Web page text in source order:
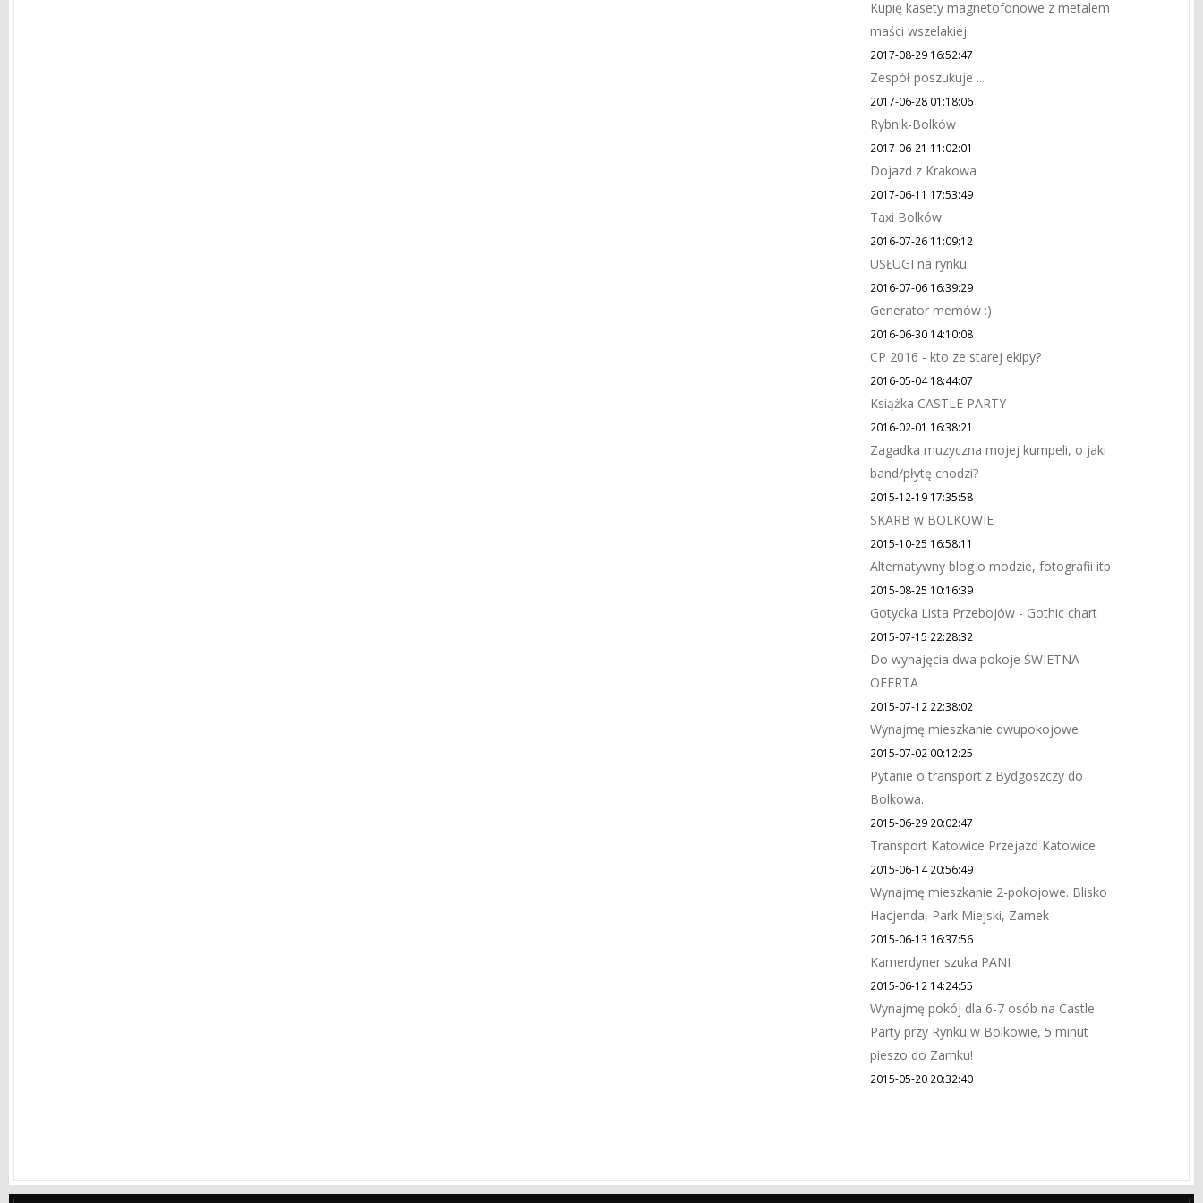
Kupię kasety magnetofonowe z metalem
maści wszelakiej
2017-08-29 16:52:47
Zespół poszukuje ...
2017-06-28 01:18:06
Rybnik-Bolków
2017-06-21 11:02:01
Dojazd z Krakowa
2017-06-11 17:53:49
Taxi Bolków
2016-07-26 11:09:12
USŁUGI na rynku
2016-07-06 16:39:29
Generator memów :)
2016-06-30 14:10:08
CP 2016 - kto ze starej ekipy?
2016-05-04 18:44:07
Książka CASTLE PARTY
2016-02-01 16:38:21
Zagadka muzyczna mojej kumpeli, o jaki
band/płytę chodzi?
2015-12-19 17:35:58
SKARB w BOLKOWIE
2015-10-25 16:58:11
Alternatywny blog o modzie, fotografii itp
2015-08-25 10:16:39
Gotycka Lista Przebojów - Gothic chart
2015-07-15 22:28:32
Do wynajęcia dwa pokoje ŚWIETNA
OFERTA
2015-07-12 22:38:02
Wynajmę mieszkanie dwupokojowe
2015-07-02 00:12:25
Pytanie o transport z Bydgoszczy do
Bolkowa.
2015-06-29 20:02:47
Transport Katowice Przejazd Katowice
2015-06-14 20:56:49
Wynajmę mieszkanie 2-pokojowe. Blisko
Hacjenda, Park Miejski, Zamek
2015-06-13 16:37:56
Kamerdyner szuka PANI
2015-06-12 14:24:55
Wynajmę pokój dla 6-7 osób na Castle
Party przy Rynku w Bolkowie, 5 minut
pieszo do Zamku!
2015-05-20 20:32:40